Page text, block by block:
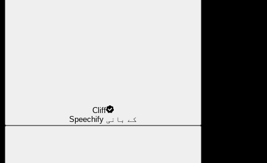
Cliff
Speechify کے بانی